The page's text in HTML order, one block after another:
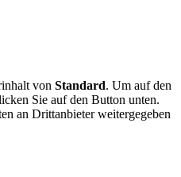
von Standard. Um auf den
Sie auf den Button unten.
an Drittanbieter weitergegeben